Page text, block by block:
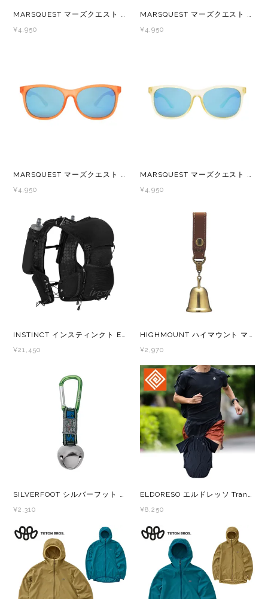
RYOGEN(リョウゲン)
STAMP RUN & CO (スタンプ ランアンド
STATIC(スタティック)
TETON BROS(ティートンブロス)
THY (ティーエイチワイ)
Topo Athletic (トポ アスレチック)
UltrAspire(ウルトラスパイア)
XeroShoes（ゼロシューズ）
yamarokko(ヤマロッコ)
YAMAtune(ヤマチューン)
BananaGO
メンズ
レディース
MARSQUEST マーズクエスト Momentum 偏光レンズ スポーツサングラス Black×ClearYellow M102C
¥4,950
MARSQUEST マーズクエスト Momentum 調光レンズ レンズ スポーツサングラス Black×ClearChacoal M101C
¥4,950
MARSQUEST マーズクエスト Momentum 偏光レンズ スポーツサングラス IceRed×NeonBlue M34
¥4,950
MARSQUEST マーズクエスト Momentum 偏光レンズ スポーツサングラス IceYellow×NeonBlue M32
¥4,950
¥21,450 ¥2,970
SILVERFOOT シルバーフット カラビナ付ハイカー 熊鈴 熊すず くますず クマ鈴 熊よけベル ベアベル
¥2,310
ELDORESO エルドレッソ Transform Tee E1017716 メンズ・レディース ドライ 半袖 Tシャツ
¥8,250